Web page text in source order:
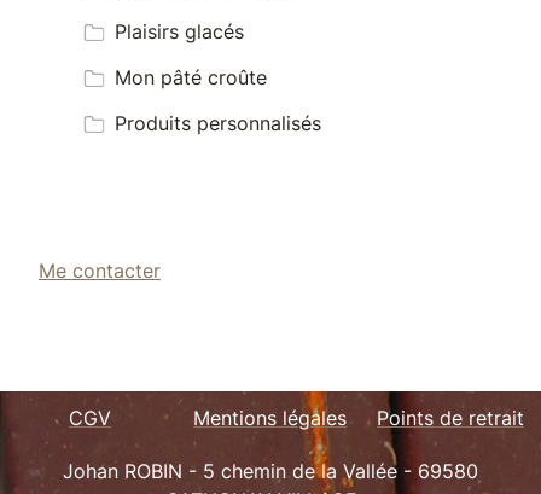
Plaisirs glacés
Mon pâté croûte
Produits personnalisés
Me contacter
CGV Mentions légales Points de retrait
Johan ROBIN - 5 chemin de la Vallée - 69580